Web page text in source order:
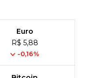
Euro
R$ 5,88
-0,16%